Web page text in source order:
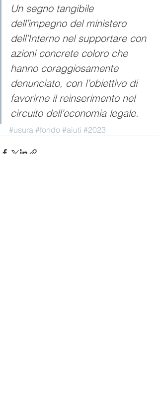
Un segno tangibile
dell’impegno del ministero
dell’Interno nel supportare con
azioni concrete coloro che
hanno coraggiosamente
denunciato, con l’obiettivo di
favorirne il reinserimento nel
circuito dell’economia legale.
#usura #fondo #aiuti #2023